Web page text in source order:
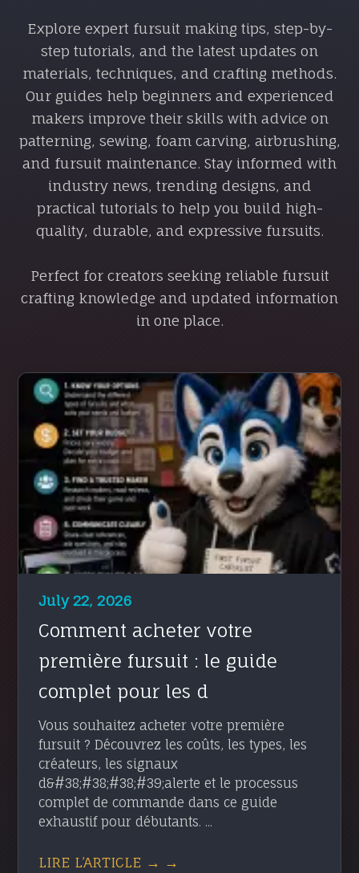
Explore expert fursuit making tips, step-by-
step tutorials, and the latest updates on
materials, techniques, and crafting methods.
Our guides help beginners and experienced
makers improve their skills with advice on
patterning, sewing, foam carving, airbrushing,
and fursuit maintenance. Stay informed with
industry news, trending designs, and
practical tutorials to help you build high-
quality, durable, and expressive fursuits.
Perfect for creators seeking reliable fursuit
crafting knowledge and updated information
in one place.
July 22, 2026
Comment acheter votre
première fursuit : le guide
complet pour les d
Vous souhaitez acheter votre première
fursuit ? Découvrez les coûts, les types, les
créateurs, les signaux
d&#38;#38;#38;#39;alerte et le processus
complet de commande dans ce guide
exhaustif pour débutants. ...
LIRE L’ARTICLE → →